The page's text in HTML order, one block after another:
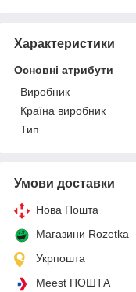
Характеристики
Основні атрибути
Виробник
Країна виробник
Тип
Умови доставки
Нова Пошта
Магазини Rozetka
Укрпошта
Meest ПОШТА